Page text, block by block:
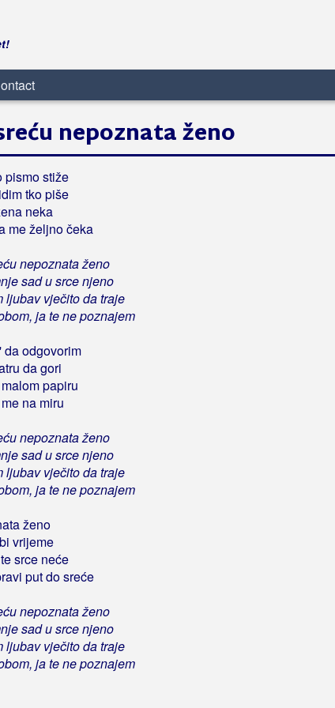
nepoznata ženo
pismo stiže
tko piše
neka
me željno čeka
nepoznata ženo
sad u srce njeno
ljubav vječito da traje
ja te ne poznajem
da odgovorim
da gori
papiru
na miru
nepoznata ženo
sad u srce njeno
ljubav vječito da traje
ja te ne poznajem
ženo
vrijeme
srce neće
put do sreće
nepoznata ženo
sad u srce njeno
ljubav vječito da traje
ja te ne poznajem